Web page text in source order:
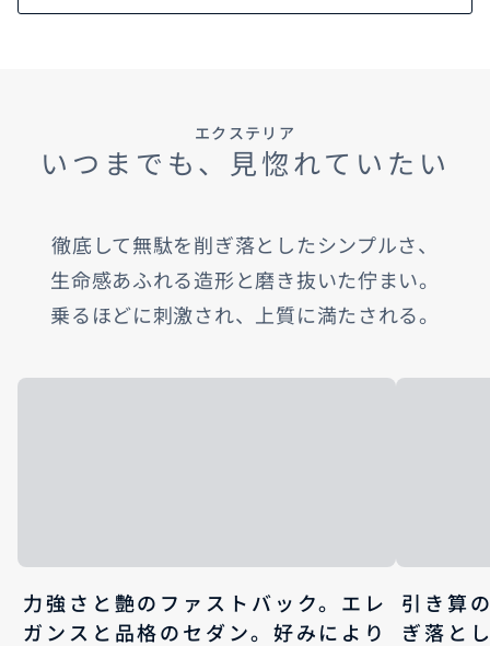
エクステリア
いつまでも、見惚れていたい
徹底して無駄を削ぎ落としたシンプルさ、​
生命感あふれる造形と磨き抜いた佇まい。​
乗るほどに刺激され、上質に満たされる。
力強さと艶のファストバック。エレ
ガンスと品格のセダン。好みにより
引き算
ぎ落と